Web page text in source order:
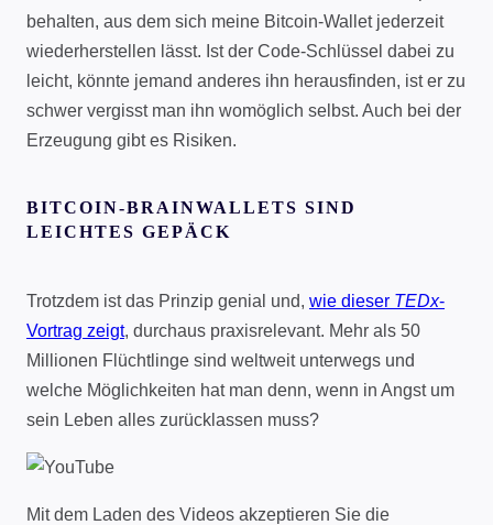
behalten, aus dem sich meine Bitcoin-Wallet jederzeit
wiederherstellen lässt. Ist der Code-Schlüssel dabei zu
leicht, könnte jemand anderes ihn herausfinden, ist er zu
schwer vergisst man ihn womöglich selbst. Auch bei der
Erzeugung gibt es Risiken.
BITCOIN-BRAINWALLETS SIND
LEICHTES GEPÄCK
Trotzdem ist das Prinzip genial und, wie dieser TEDx-
Vortrag zeigt, durchaus praxisrelevant. Mehr als 50
Millionen Flüchtlinge sind weltweit unterwegs und
welche Möglichkeiten hat man denn, wenn in Angst um
sein Leben alles zurücklassen muss?
Mit dem Laden des Videos akzeptieren Sie die